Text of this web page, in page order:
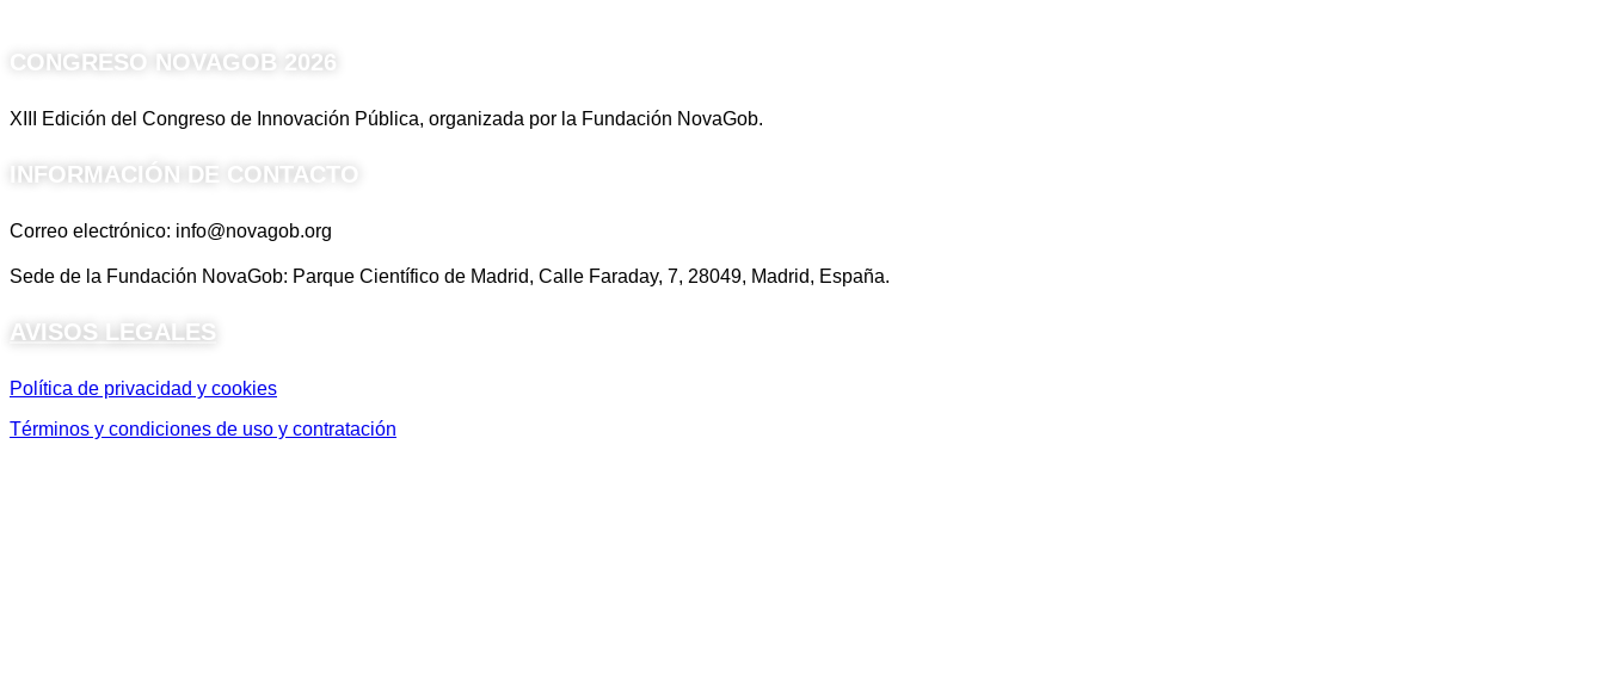
CONGRESO NOVAGOB 2026
XIII Edición del Congreso de Innovación Pública, organizada por la Fundación NovaGob.
INFORMACIÓN DE CONTACTO
Correo electrónico: info@novagob.org
Sede de la Fundación NovaGob: Parque Científico de Madrid, Calle Faraday, 7, 28049, Madrid, España.
AVISOS LEGALES
Política de privacidad y cookies
Términos y condiciones de uso y contratación